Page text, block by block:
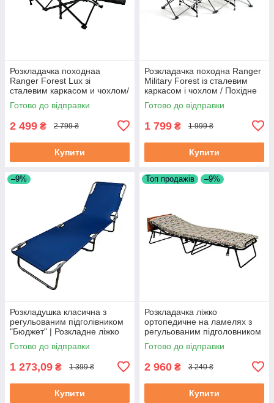
Розкладачка походнаа
Ranger Forest Lux зі
сталевим каркасом и чохлом/
Походна кровать Нато
Готово до відправки
2 499 ₴ 2 799 ₴
Купити
Розкладачка походна Ranger
Military Forest із сталевим
каркасом і чохлом / Похідне
ліжко
Готово до відправки
1 799 ₴ 1 999 ₴
Купити
–9%
Розкладушка класична з
регульованим підголівником
"Бюджет" | Розкладне ліжко
Готово до відправки
1 273,09 ₴ 1 399 ₴
Купити
Топ продажів –9%
Розкладачка ліжко
ортопедичне на ламелях з
регульованим підголовником
«Венеція Люкс" |
Розкладушка ліжко
Готово до відправки
2 960 ₴ 3 240 ₴
Купити